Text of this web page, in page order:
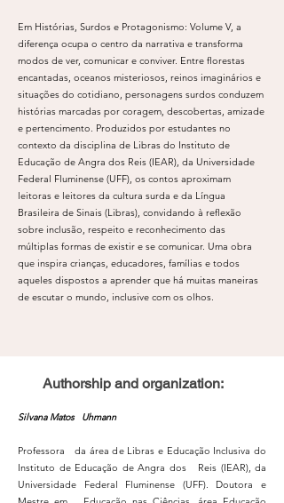
Em Histórias, Surdos e Protagonismo: Volume V, a
diferença ocupa o centro da narrativa e transforma
modos de ver, comunicar e conviver. Entre florestas
encantadas, oceanos misteriosos, reinos imaginários e
situações do cotidiano, personagens surdos conduzem
histórias marcadas por coragem, descobertas, amizade
e pertencimento. Produzidos por estudantes no
contexto da disciplina de Libras do Instituto de
Educação de Angra dos Reis (IEAR), da Universidade
Federal Fluminense (UFF), os contos aproximam
leitoras e leitores da cultura surda e da Língua
Brasileira de Sinais (Libras), convidando à reflexão
sobre inclusão, respeito e reconhecimento das
múltiplas formas de existir e se comunicar. Uma obra
que inspira crianças, educadores, famílias e todos
aqueles dispostos a aprender que há muitas maneiras
de escutar o mundo, inclusive com os olhos.
Authorship and organization:
Silvana Matos Uhmann
Professora da área de Libras e Educação Inclusiva do
Instituto de Educação de Angra dos Reis (IEAR), da
Universidade Federal Fluminense (UFF). Doutora e